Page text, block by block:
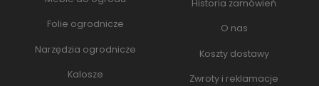
Folie ogrodnicze
Narzędzia ogrodnicze
Kalosze
Historia zamówień
O nas
Koszty dostawy
Zwroty i reklamacje